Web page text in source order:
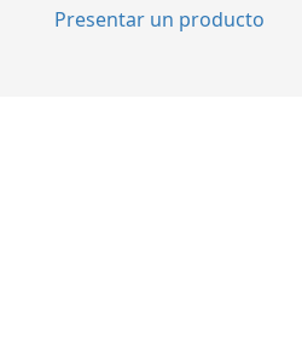
Presentar un producto